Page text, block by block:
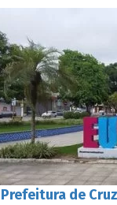
Prefeitura de